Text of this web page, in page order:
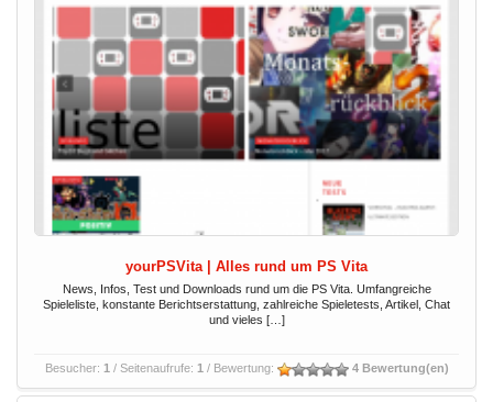
yourPSVita | Alles rund um PS Vita
News, Infos, Test und Downloads rund um die PS Vita. Umfangreiche
Spieleliste, konstante Berichtserstattung, zahlreiche Spieletests, Artikel, Chat
und vieles […]
Besucher: 1 / Seitenaufrufe: 1 / Bewertung: 4 Bewertung(en)